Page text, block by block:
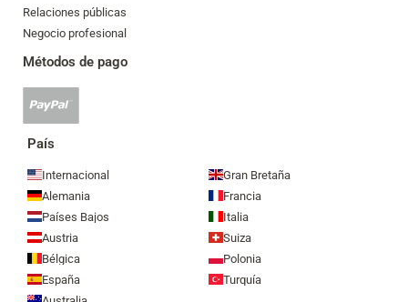
Relaciones públicas
Negocio profesional
Métodos de pago
acepta
pago
mediante
País
Internacional
Gran Bretaña
Alemania
Francia
Países Bajos
Italia
Austria
Suiza
Bélgica
Polonia
España
Turquía